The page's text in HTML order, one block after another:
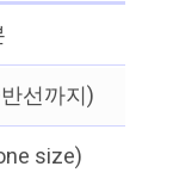
선까지)
size)